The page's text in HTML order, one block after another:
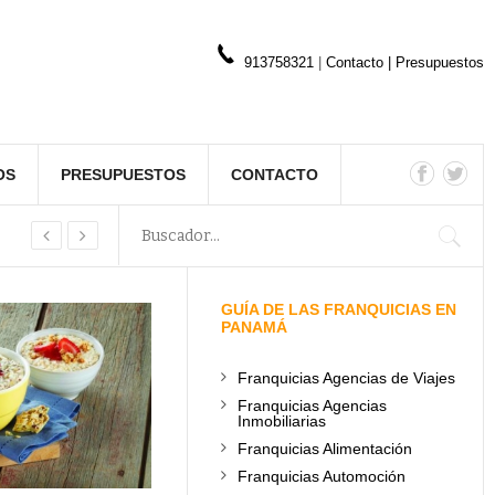
913758321 Contacto Presupuestos
PRESUPUESTOS CONTACTO
GUÍA DE LAS FRANQUICIAS EN
PANAMÁ
Franquicias Agencias de Viajes
Franquicias Agencias
Inmobiliarias
Franquicias Alimentación
Franquicias Automoción